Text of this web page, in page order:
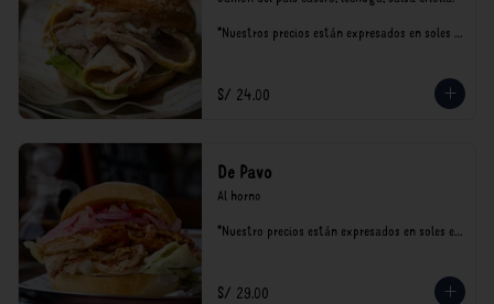
*Nuestros precios están expresados en soles e
S/ 24.00
De Pavo
Al horno
*Nuestro precios están expresados en soles e
S/ 29.00